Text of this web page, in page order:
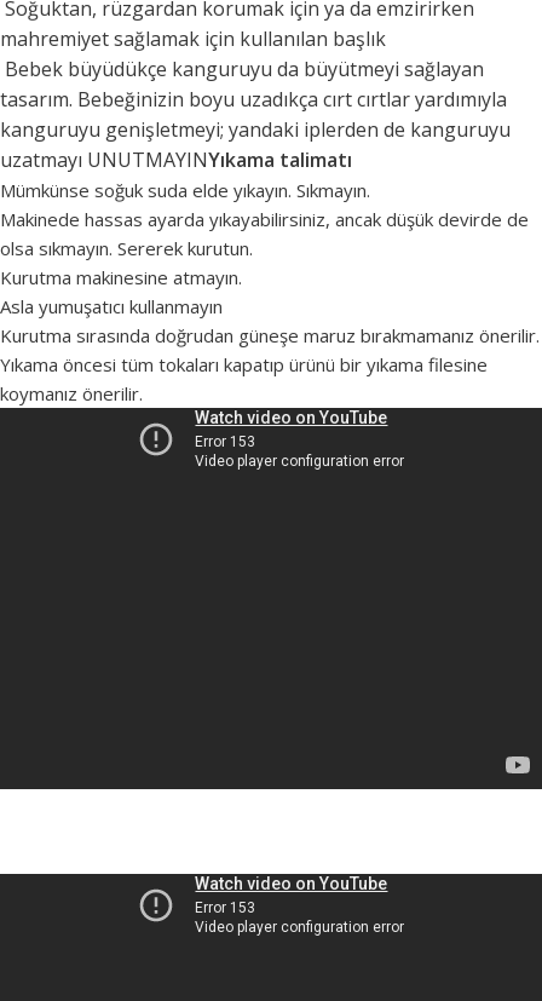
Soğuktan, rüzgardan korumak için ya da emzirirken
mahremiyet sağlamak için kullanılan başlık
Bebek büyüdükçe kanguruyu da büyütmeyi sağlayan
tasarım. Bebeğinizin boyu uzadıkça cırt cırtlar yardımıyla
kanguruyu genişletmeyi; yandaki iplerden de kanguruyu
uzatmayı UNUTMAYINYıkama talimatı
Mümkünse soğuk suda elde yıkayın. Sıkmayın.
Makinede hassas ayarda yıkayabilirsiniz, ancak düşük devirde de
olsa sıkmayın. Sererek kurutun.
Kurutma makinesine atmayın.
Asla yumuşatıcı kullanmayın
Kurutma sırasında doğrudan güneşe maruz bırakmamanız önerilir.
Yıkama öncesi tüm tokaları kapatıp ürünü bir yıkama filesine
koymanız önerilir.